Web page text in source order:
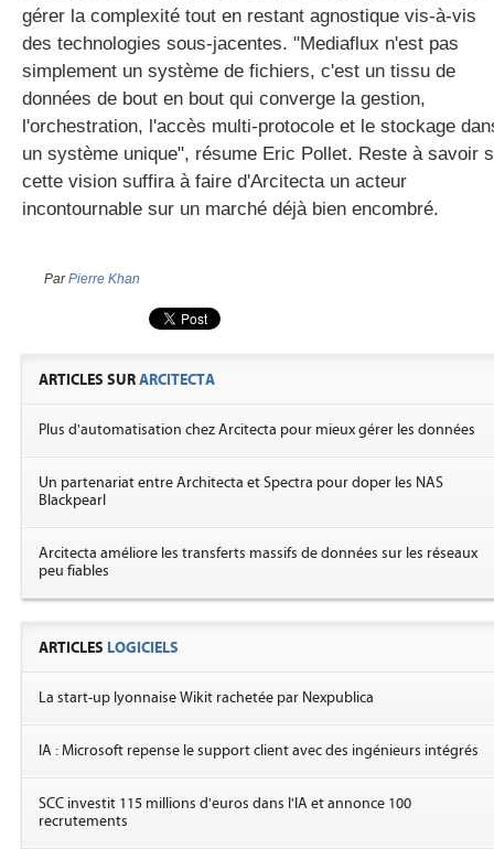
gérer la complexité tout en restant agnostique vis-à-vis
des technologies sous-jacentes. "Mediaflux n'est pas
simplement un système de fichiers, c'est un tissu de
données de bout en bout qui converge la gestion,
l'orchestration, l'accès multi-protocole et le stockage
un système unique", résume Eric Pollet. Reste à savoir
cette vision suffira à faire d'Arcitecta un acteur
incontournable sur un marché déjà bien encombré.
ParPierre Khan
ARTICLES SURARCITECTA
Plus d'automatisation chez Arcitecta pour mieux gérer les données
Un partenariat entre Architecta et Spectra pour doper les NAS
Blackpearl
Arcitecta améliore les transferts massifs de données sur les réseaux
peu fiables
ARTICLES LOGICIELS
La start-up lyonnaise Wikit rachetée par Nexpublica
IA : Microsoft repense le support client avec des ingénieurs intégrés
SCC investit 115 millions d'euros dans l'IA et annonce 100
recrutements